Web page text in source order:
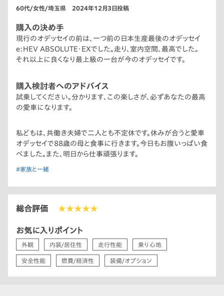
60代/女性/埼玉県 2024年12月3日投稿
購入の決め手
現行のオデッセイの前は、一つ前の日本生産最後のオデッセイ
e:HEV ABSOLUTE・EXでした。走り、室内空間、最高でした。
それ以上に良くなり最上級の一台が今のオデッセイです。
購入検討者へのアドバイス
試乗してください。分かります、この楽しさが、必ずあなたの最高
の愛車になります。
私どもは、共働き夫婦で二人とも不定休です。休みが合うと愛車
オデッセイで88歳の母と食事に行きます。今日もお腹いっぱい食
べました。また、明日から仕事頑張ります。
#家族と一緒
総合評価 ★★★★★
お気に入りポイント
外観 内装/居住性 走行性能 乗り心地
安全性能 燃費/経済性 装備/オプション